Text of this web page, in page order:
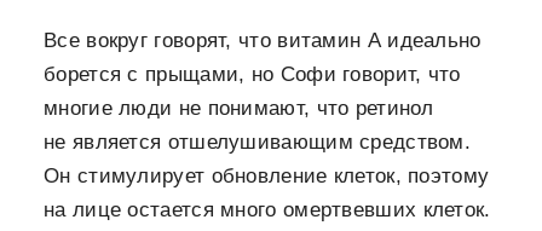
Все вокруг говорят, что витамин А идеально
борется с прыщами, но Софи говорит, что
многие люди не понимают, что ретинол
не является отшелушивающим средством.
Он стимулирует обновление клеток, поэтому
на лице остается много омертвевших клеток.